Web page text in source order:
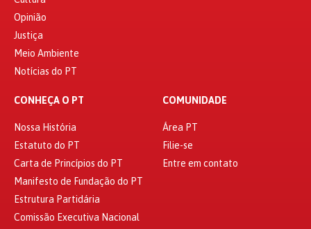
Opinião
Justiça
Meio Ambiente
Notícias do PT
CONHEÇA O PT
Nossa História
Estatuto do PT
Carta de Princípios do PT
Manifesto de Fundação do PT
Estrutura Partidária
Comissão Executiva Nacional
COMUNIDADE
Área PT
Filie-se
Entre em contato